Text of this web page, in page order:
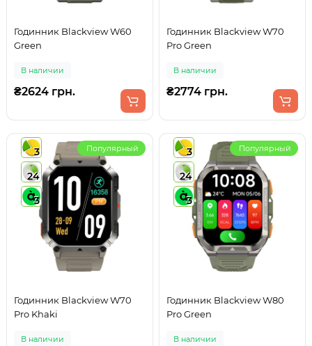
Годинник Blackview W60
Green
В наличии
₴2624 грн.
Годинник Blackview W70
Pro Green
В наличии
₴2774 грн.
3
24
3
Популярный
Годинник Blackview W70
Pro Khaki
В наличии
3
24
3
Популярный
Годинник Blackview W80
Pro Green
В наличии